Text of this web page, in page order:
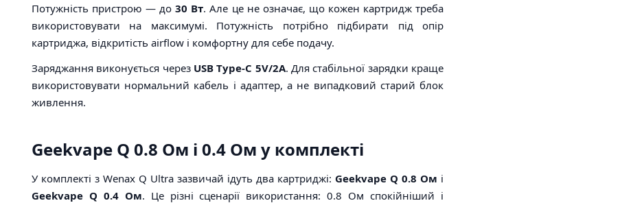
Потужність пристрою — до30 Вт. Але це не означає, що кожен картридж треба
використовувати на максимумі. Потужність потрібно підбирати під опір
картриджа, відкритість airflow і комфортну для себе подачу.
Заряджання виконується через USB Type-C 5V/2A. Для стабільної зарядки краще
використовувати нормальний кабель і адаптер, а не випадковий старий блок
живлення.
Geekvape Q 0.8 Ом і 0.4 Ом у комплекті
У комплекті з Wenax Q Ultra зазвичай ідуть два картриджі: Geekvape Q 0.8 Ом і
Geekvape Q 0.4 Ом. Це різні сценарії використання: 0.8 Ом спокійніший і